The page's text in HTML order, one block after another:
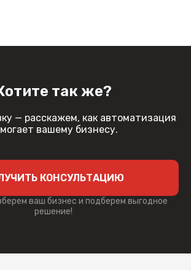
так же?
— расскажем, как автоматизация
вашему бизнесу.
КОНСУЛЬТАЦИЮ
ваш бизнес и подберем выгодное
решение!